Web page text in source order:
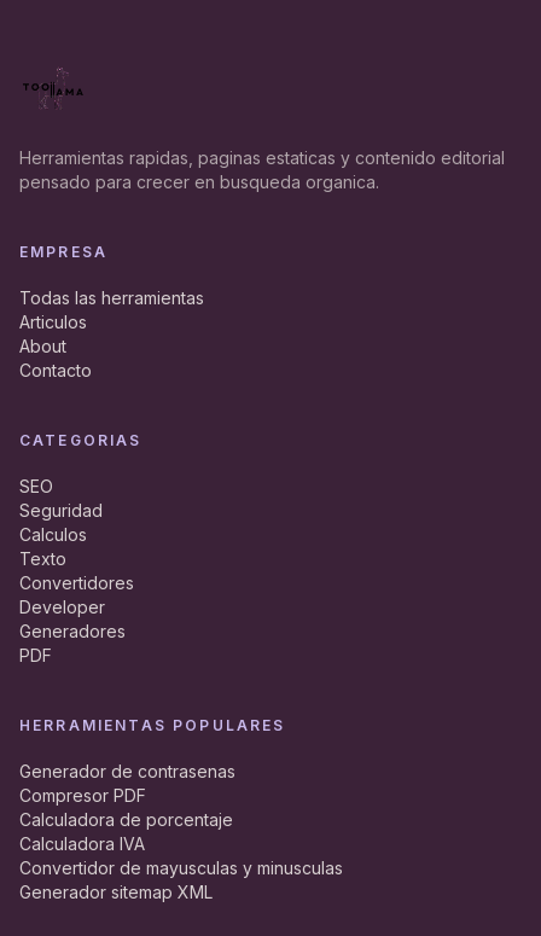
Herramientas rapidas, paginas estaticas y contenido editorial
pensado para crecer en busqueda organica.
EMPRESA
Todas las herramientas
Articulos
About
Contacto
CATEGORIAS
SEO
Seguridad
Calculos
Texto
Convertidores
Developer
Generadores
PDF
HERRAMIENTAS POPULARES
Generador de contrasenas
Compresor PDF
Calculadora de porcentaje
Calculadora IVA
Convertidor de mayusculas y minusculas
Generador sitemap XML